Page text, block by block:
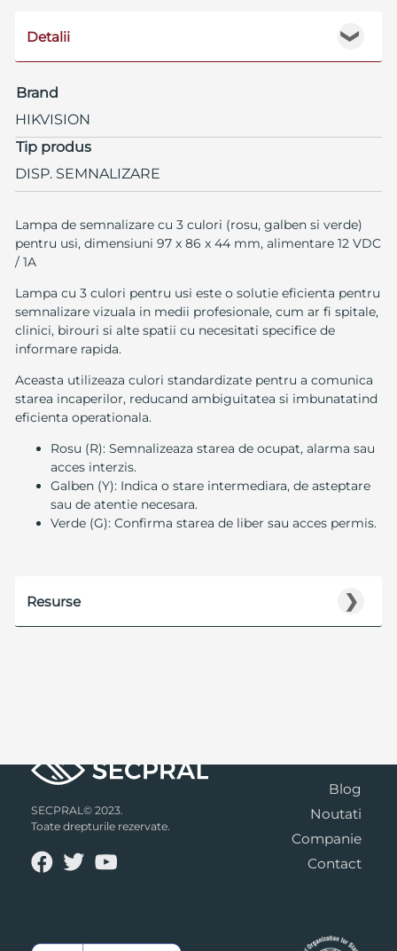
❯
Detalii
Brand
HIKVISION
Tip produs
DISP. SEMNALIZARE
Lampa de semnalizare cu 3 culori (rosu, galben si verde)
pentru usi, dimensiuni 97 x 86 x 44 mm, alimentare 12 VDC
/ 1A
Lampa cu 3 culori pentru usi este o solutie eficienta pentru
semnalizare vizuala in medii profesionale, cum ar fi spitale,
clinici, birouri si alte spatii cu necesitati specifice de
informare rapida.
Aceasta utilizeaza culori standardizate pentru a comunica
starea incaperilor, reducand ambiguitatea si imbunatatind
eficienta operationala.
Rosu (R): Semnalizeaza starea de ocupat, alarma sau
acces interzis.
Galben (Y): Indica o stare intermediara, de asteptare
sau de atentie necesara.
Verde (G): Confirma starea de liber sau acces permis.
❯
Resurse
SECPRAL© 2023.
Toate drepturile rezervate.
Blog
Noutati
Companie
Contact